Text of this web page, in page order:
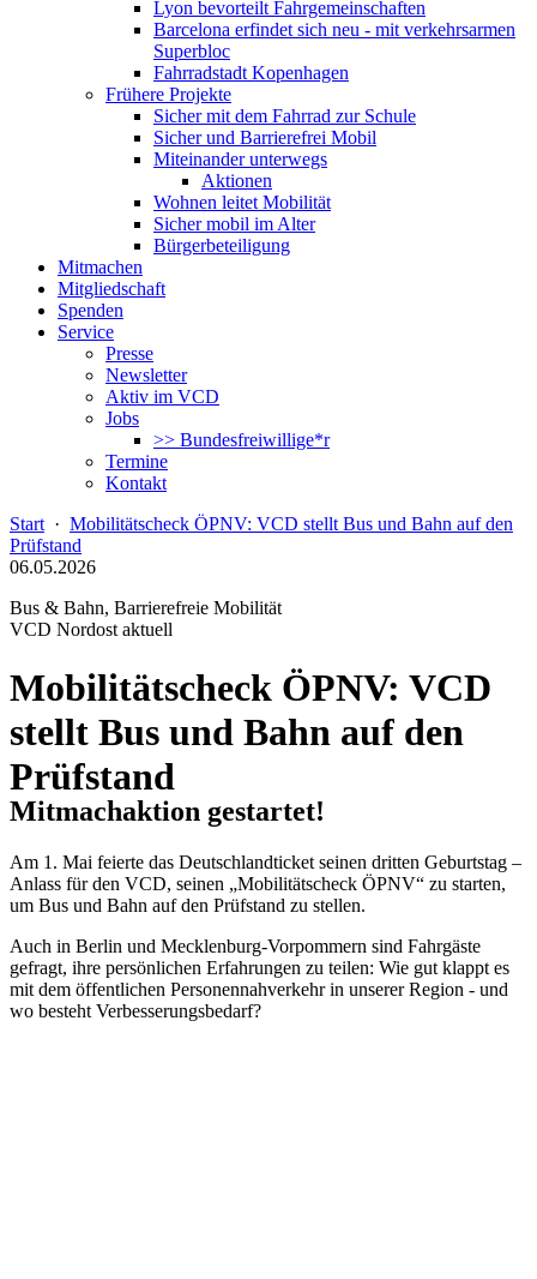
Lyon bevorteilt Fahrgemeinschaften
Barcelona erfindet sich neu - mit verkehrsarmen
Superbloc
Fahrradstadt Kopenhagen
Frühere Projekte
Sicher mit dem Fahrrad zur Schule
Sicher und Barrierefrei Mobil
Miteinander unterwegs
Aktionen
Wohnen leitet Mobilität
Sicher mobil im Alter
Bürgerbeteiligung
Mitmachen
Mitgliedschaft
Spenden
Service
Presse
Newsletter
Aktiv im VCD
Jobs
>> Bundesfreiwillige*r
Termine
Kontakt
Start · Mobilitätscheck ÖPNV: VCD stellt Bus und Bahn auf den
Prüfstand
06.05.2026
Bus & Bahn, Barrierefreie Mobilität
VCD Nordost aktuell
Mobilitätscheck ÖPNV: VCD
stellt Bus und Bahn auf den
Prüfstand
Mitmachaktion gestartet!
Am 1. Mai feierte das Deutschlandticket seinen dritten Geburtstag –
Anlass für den VCD, seinen „Mobilitätscheck ÖPNV“ zu starten,
um Bus und Bahn auf den Prüfstand zu stellen.
Auch in Berlin und Mecklenburg-Vorpommern sind Fahrgäste
gefragt, ihre persönlichen Erfahrungen zu teilen: Wie gut klappt es
mit dem öffentlichen Personennahverkehr in unserer Region - und
wo besteht Verbesserungsbedarf?